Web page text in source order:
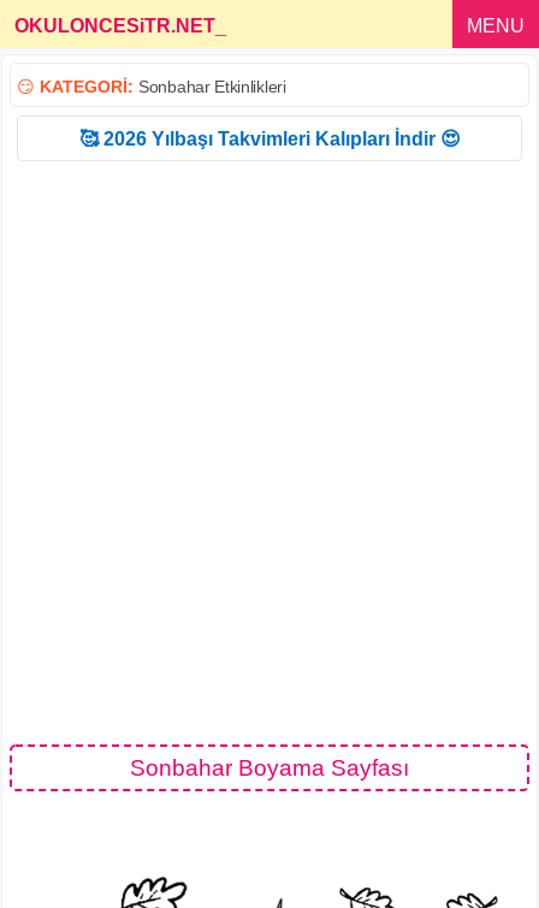
OKULONCESiTR.NET MENU
😏 KATEGORİ: Sonbahar Etkinlikleri
🥰 2026 Yılbaşı Takvimleri Kalıpları İndir 😍
Sonbahar Boyama Sayfası